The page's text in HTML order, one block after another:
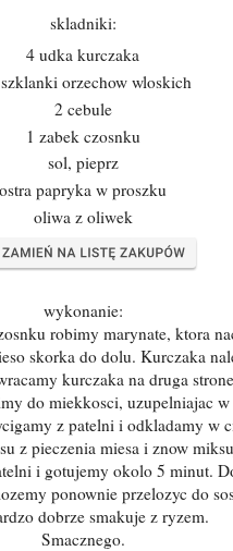
skladniki:
4 udka kurczaka
orzechow wloskich
2 cebule
1 zabek czosnku
sol, pieprz
ostra papryka w proszku
oliwa z oliwek
wykonanie:
robimy marynate, ktora
skorka do dolu. Kurczaka
kurczaka na druga
do miekkosci, uzupelniajac
z patelni i odkladamy w
z pieczenia miesa i znow
i gotujemy okolo 5 minut.
ponownie przelozyc do
dobrze smakuje z ryzem.
Smacznego.